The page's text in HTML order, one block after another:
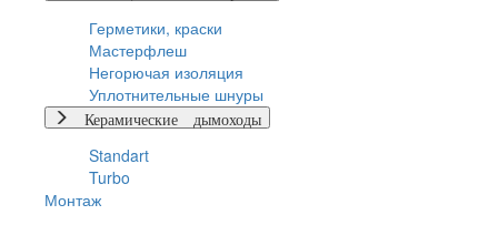
Герметики, краски
Мастерфлеш
Негорючая изоляция
Уплотнительные шнуры
Керамические дымоходы
Standart
Turbo
Монтаж